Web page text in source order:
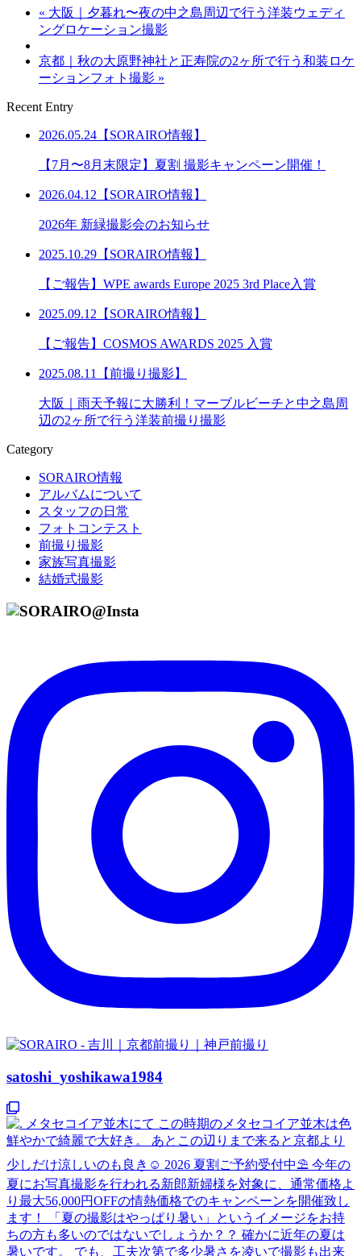
« 大阪｜夕暮れ〜夜の中之島周辺で行う洋装ウェディ
ングロケーション撮影
京都｜秋の大原野神社と正寿院の2ヶ所で行う和装ロケ
ーションフォト撮影 »
Recent Entry
2026.05.24【SORAIRO情報】
【7月〜8月末限定】夏割 撮影キャンペーン開催！
2026.04.12【SORAIRO情報】
2026年 新緑撮影会のお知らせ
2025.10.29【SORAIRO情報】
【ご報告】WPE awards Europe 2025 3rd Place入賞
2025.09.12【SORAIRO情報】
【ご報告】COSMOS AWARDS 2025 入賞
2025.08.11【前撮り撮影】
大阪｜雨天予報に大勝利！マーブルビーチと中之島周
辺の2ヶ所で行う洋装前撮り撮影
Category
SORAIRO情報
アルバムについて
スタッフの日常
フォトコンテスト
前撮り撮影
家族写真撮影
結婚式撮影
satoshi_yoshikawa1984